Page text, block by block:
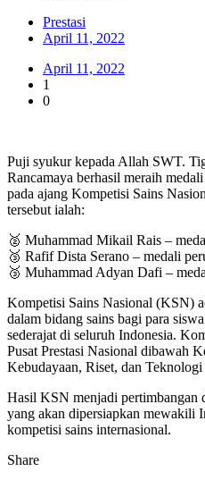
Prestasi
April 11, 2022
April 11, 2022
1
0
Puji syukur kepada Allah SWT.
Rancamaya berhasil meraih medali
pada ajang Kompetisi Sains
tersebut ialah:
🥈 Muhammad Mikail Rais –
🥉 Rafif Dista Serano – medali
🥉 Muhammad Adyan Dafi –
Kompetisi Sains Nasional (KSN)
dalam bidang sains bagi para
sederajat di seluruh Indonesia.
Pusat Prestasi Nasional dibawah
Kebudayaan, Riset, dan
Hasil KSN menjadi pertimbangan
yang akan dipersiapkan mewakili
kompetisi sains internasional.
Share